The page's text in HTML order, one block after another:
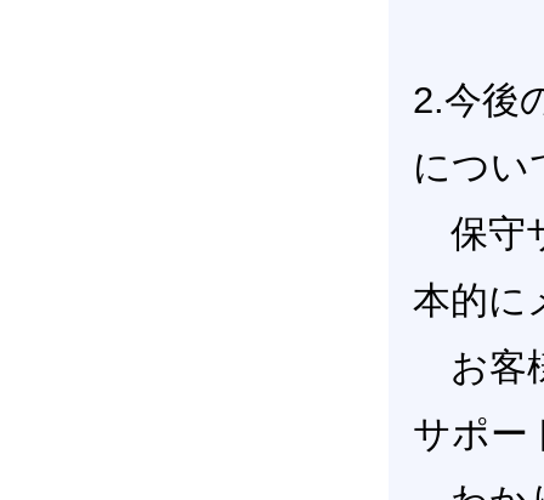
2.今後
につい
保守
本的に
お客
サポー